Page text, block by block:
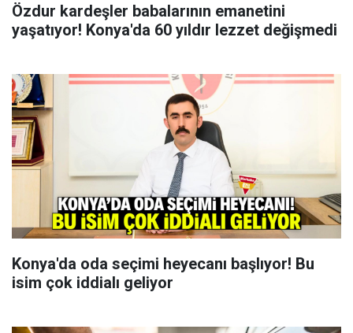
Özdur kardeşler babalarının emanetini
yaşatıyor! Konya'da 60 yıldır lezzet değişmedi
Konya'da oda seçimi heyecanı başlıyor! Bu
isim çok iddialı geliyor